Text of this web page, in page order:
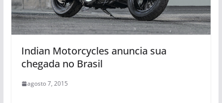
Indian Motorcycles anuncia sua
chegada no Brasil
agosto 7, 2015